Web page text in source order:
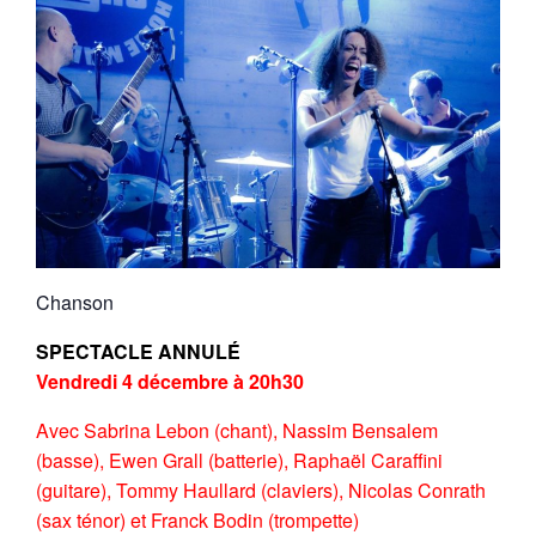
Chanson
SPECTACLE ANNULÉ
Vendredi 4 décembreà 20h30
Avec Sabrina Lebon (chant), Nassim Bensalem
(basse), Ewen Grall (batterie), Raphaël Caraffini
(guitare), Tommy Haullard (claviers), Nicolas Conrath
(sax ténor) et Franck Bodin (trompette)